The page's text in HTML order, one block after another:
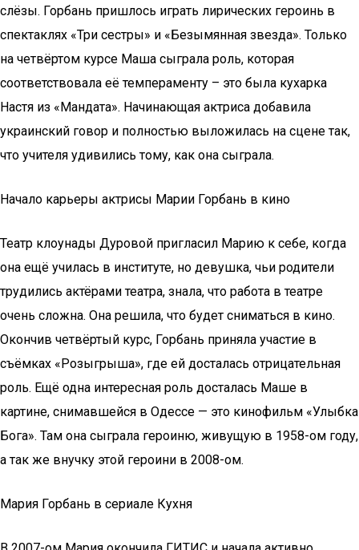
слёзы. Горбань пришлось играть лирических героинь в
спектаклях «Три сестры» и «Безымянная звезда». Только
на четвёртом курсе Маша сыграла роль, которая
соответствовала её темпераменту – это была кухарка
Настя из «Мандата». Начинающая актриса добавила
украинский говор и полностью выложилась на сцене так,
что учителя удивились тому, как она сыграла.
Начало карьеры актрисы Марии Горбань в кино
Театр клоунады Дуровой пригласил Марию к себе, когда
она ещё училась в институте, но девушка, чьи родители
трудились актёрами театра, знала, что работа в театре
очень сложна. Она решила, что будет сниматься в кино.
Окончив четвёртый курс, Горбань приняла участие в
съёмках «Розыгрыша», где ей досталась отрицательная
роль. Ещё одна интересная роль досталась Маше в
картине, снимавшейся в Одессе — это кинофильм «Улыбка
Бога». Там она сыграла героиню, живущую в 1958-ом году,
а так же внучку этой героини в 2008-ом.
Мария Горбань в сериале Кухня